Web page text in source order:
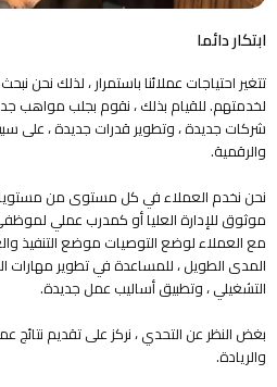
ابتكار دائما
تتغير احتياجات عملائنا باستمرار ، لذلك نحن
لخدمتهم. للقيام بذلك ، نقوم بجلب مواهب
شركات جديدة ، وتطوير قدرات جديدة ، على
والرقمية.
نحن نخدم العملاء في كل مستوى من
موثوق للإدارة العليا أو كمدرب عملي
مع العملاء لوضع التوصيات موضع التنفيذ
المدى الطويل ، للمساعدة في تطوير مهارات
التشغيلي ، وتطبيق أساليب عمل جديدة.
بغض النظر عن التحدي ، نركز على تقديم نتائج
والريادة.